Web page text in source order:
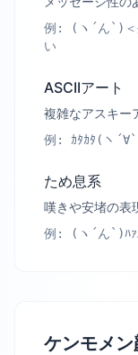
例:
(ヽ´ん`)＜
い
ASCIIアート
複雑なアスキー
例: ｶﾀｶﾀ(ヽ
ため息系
嘆きや安堵の表
例: (ヽ´ん`)ﾊ
ケンモメ